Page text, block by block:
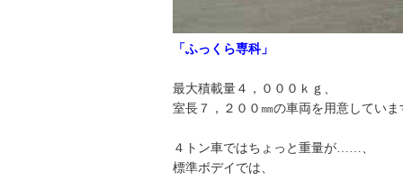
「ふっくら専科」
最大積載量４，０００ｋｇ、
室長７，２００㎜の車両を用意していま
４トン車ではちょっと重量が……、
標準ボデイでは、